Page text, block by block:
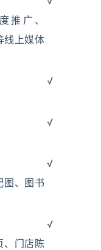
推广、
线上媒体
√
√
图、图书
√
、门店陈
√